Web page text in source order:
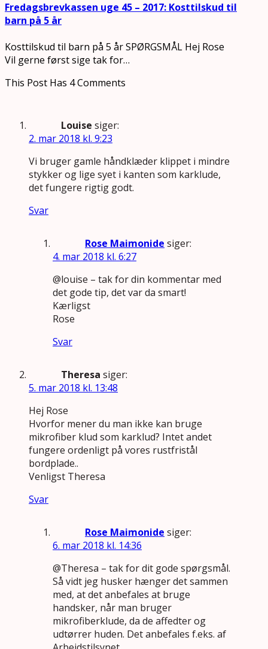
Fredagsbrevkassen uge 45 – 2017: Kosttilskud til
barn på 5 år
Kosttilskud til barn på 5 år SPØRGSMÅL Hej Rose
Vil gerne først sige tak for…
This Post Has 4 Comments
Louise siger:
2. mar 2018 kl. 9:23
Vi bruger gamle håndklæder klippet i mindre
stykker og lige syet i kanten som karklude,
det fungere rigtig godt.
Svar
Rose Maimonide siger:
4. mar 2018 kl. 6:27
@louise – tak for din kommentar med
det gode tip, det var da smart!
Kærligst
Rose
Svar
Theresa siger:
5. mar 2018 kl. 13:48
Hej Rose
Hvorfor mener du man ikke kan bruge
mikrofiber klud som karklud? Intet andet
fungere ordenligt på vores rustfristål
bordplade..
Venligst Theresa
Svar
Rose Maimonide siger:
6. mar 2018 kl. 14:36
@Theresa – tak for dit gode spørgsmål.
Så vidt jeg husker hænger det sammen
med, at det anbefales at bruge
handsker, når man bruger
mikrofiberklude, da de affedter og
udtørrer huden. Det anbefales f.eks. af